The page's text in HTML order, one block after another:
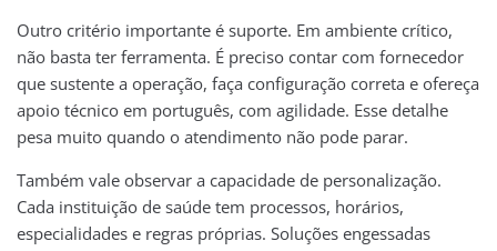
Outro critério importante é suporte. Em ambiente crítico,
não basta ter ferramenta. É preciso contar com fornecedor
que sustente a operação, faça configuração correta e ofereça
apoio técnico em português, com agilidade. Esse detalhe
pesa muito quando o atendimento não pode parar.
Também vale observar a capacidade de personalização.
Cada instituição de saúde tem processos, horários,
especialidades e regras próprias. Soluções engessadas